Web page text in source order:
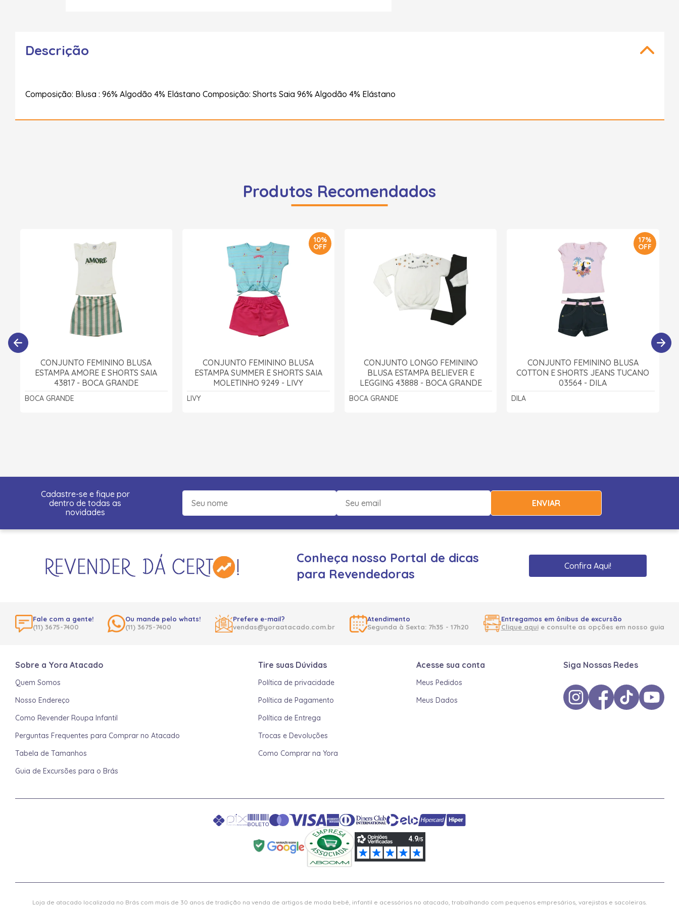
Descrição
Composição: Blusa : 96% Algodão 4% Elástano Composição: Shorts Saia 96% Algodão 4% Elástano
Produtos Recomendados
CONJUNTO FEMININO BLUSA
ESTAMPA AMORE E SHORTS SAIA
43817 - BOCA GRANDE
BOCA GRANDE
10%
OFF
CONJUNTO FEMININO BLUSA
ESTAMPA SUMMER E SHORTS SAIA
MOLETINHO 9249 - LIVY
LIVY
CONJUNTO LONGO FEMININO
BLUSA ESTAMPA BELIEVER E
LEGGING 43888 - BOCA GRANDE
BOCA GRANDE
17%
OFF
CONJUNTO FEMININO BLUSA
COTTON E SHORTS JEANS TUCANO
03564 - DILA
DILA
Cadastre-se e fique por
dentro de todas as
novidades
ENVIAR
Conheça nosso Portal de dicas
para Revendedoras
Confira Aqui!
Fale com a gente!
(11) 3675-7400
Ou mande pelo whats!
(11) 3675-7400
Prefere e-mail?
vendas@yoraatacado.com.br
Atendimento
Segunda à Sexta: 7h35 - 17h20
Entregamos em ônibus de excursão
Clique aquie consulte as opções em nosso guia
Sobre a Yora Atacado
Quem Somos
Nosso Endereço
Como Revender Roupa Infantil
Perguntas Frequentes para Comprar no Atacado
Tabela de Tamanhos
Guia de Excursões para o Brás
Tire suas Dúvidas
Política de privacidade
Política de Pagamento
Política de Entrega
Trocas e Devoluções
Como Comprar na Yora
Acesse sua conta
Meus Pedidos
Meus Dados
Siga Nossas Redes
Loja de atacado localizada no Brás com mais de 30 anos de tradição na venda de artigos de moda bebê, infantil e acessórios no atacado, trabalhando com pequenos empresários, varejistas e sacoleiras.